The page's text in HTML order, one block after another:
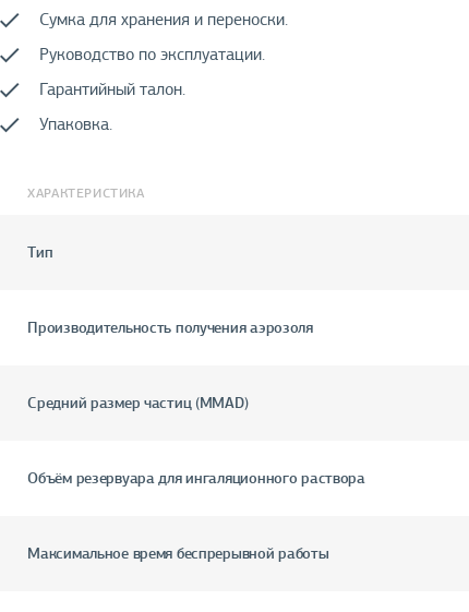
Сумка для хранения и переноски.
Руководство по эксплуатации.
Гарантийный талон.
Упаковка.
ХАРАКТЕРИСТИКА
Тип
Производительность получения аэрозоля
Средний размер частиц (MMAD)
Объём резервуара для ингаляционного раствора
Максимальное время беспрерывной работы